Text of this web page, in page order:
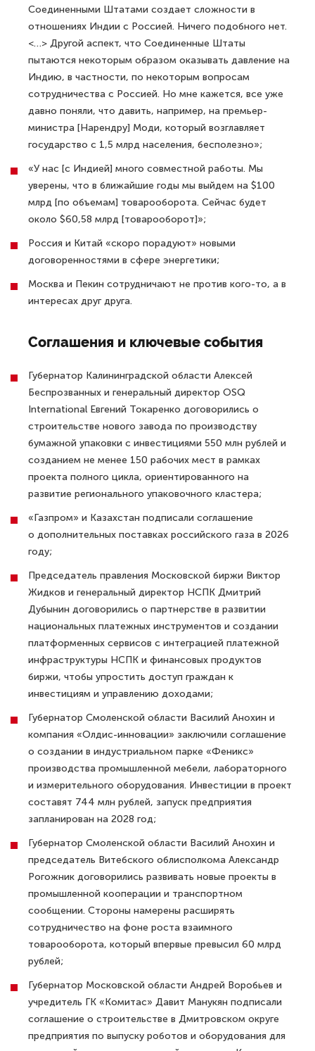
Соединенными Штатами создает сложности в
отношениях Индии с Россией. Ничего подобного нет.
<…> Другой аспект, что Соединенные Штаты
пытаются некоторым образом оказывать давление на
Индию, в частности, по некоторым вопросам
сотрудничества с Россией. Но мне кажется, все уже
давно поняли, что давить, например, на премьер-
министра [Нарендру] Моди, который возглавляет
государство с 1,5 млрд населения, бесполезно»;
«У нас [с Индией] много совместной работы. Мы
уверены, что в ближайшие годы мы выйдем на $100
млрд [по объемам] товарооборота. Сейчас будет
около $60,58 млрд [товарооборот]»;
Россия и Китай «скоро порадуют» новыми
договоренностями в сфере энергетики;
Москва и Пекин сотрудничают не против кого-то, а в
интересах друг друга.
Соглашения и ключевые события
Губернатор Калининградской области Алексей
Беспрозванных и генеральный директор OSQ
International Евгений Токаренко договорились о
строительстве нового завода по производству
бумажной упаковки с инвестициями 550 млн рублей и
созданием не менее 150 рабочих мест в рамках
проекта полного цикла, ориентированного на
развитие регионального упаковочного кластера;
«Газпром» и Казахстан подписали соглашение
о дополнительных поставках российского газа в 2026
году;
Председатель правления Московской биржи Виктор
Жидков и генеральный директор НСПК Дмитрий
Дубынин договорились о партнерстве в развитии
национальных платежных инструментов и создании
платформенных сервисов с интеграцией платежной
инфраструктуры НСПК и финансовых продуктов
биржи, чтобы упростить доступ граждан к
инвестициям и управлению доходами;
Губернатор Смоленской области Василий Анохин и
компания «Олдис-инновации» заключили соглашение
о создании в индустриальном парке «Феникс»
производства промышленной мебели, лабораторного
и измерительного оборудования. Инвестиции в проект
составят 744 млн рублей, запуск предприятия
запланирован на 2028 год;
Губернатор Смоленской области Василий Анохин и
председатель Витебского облисполкома Александр
Рогожник договорились развивать новые проекты в
промышленной кооперации и транспортном
сообщении. Стороны намерены расширять
сотрудничество на фоне роста взаимного
товарооборота, который впервые превысил 60 млрд
рублей;
Губернатор Московской области Андрей Воробьев и
учредитель ГК «Комитас» Давит Манукян подписали
соглашение о строительстве в Дмитровском округе
предприятия по выпуску роботов и оборудования для